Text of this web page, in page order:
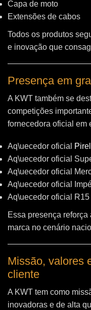
Capa de moto
Extensões de cabos
Todos os produtos
e inovação que
Presença em
A KWT também se
competições
fornecedora oficial em
Aq\uecedor oficial
Aq\uecedor oficial
Aq\uecedor oficial
Aq\uecedor oficial
Aq\uecedor oficial R15
Essa presença
marca no cenário
Missão, valores
cliente
A KWT tem como
inovadoras e de alta